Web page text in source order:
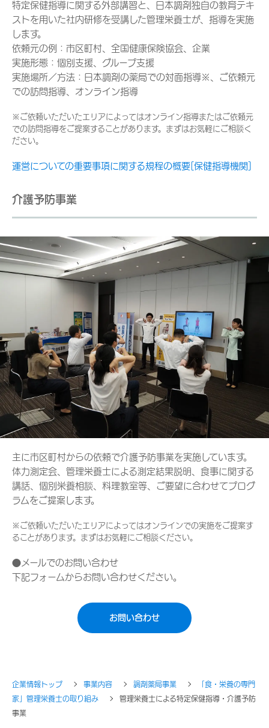
特定保健指導に関する外部講習と、日本調剤独自の教育テキ
ストを用いた社内研修を受講した管理栄養士が、指導を実施
します。
依頼元の例：市区町村、全国健康保険協会、企業
実施形態：個別支援、グループ支援
実施場所／方法：日本調剤の薬局での対面指導※、ご依頼元
での訪問指導、オンライン指導
※ご依頼いただいたエリアによってはオンライン指導またはご依頼元
での訪問指導をご提案することがあります。まずはお気軽にご相談く
ださい。
運営についての重要事項に関する規程の概要[保健指導機関]
介護予防事業
主に市区町村からの依頼で介護予防事業を実施しています。
体力測定会、管理栄養士による測定結果説明、食事に関する
講話、個別栄養相談、料理教室等、ご要望に合わせてプログ
ラムをご提案します。
※ご依頼いただいたエリアによってはオンラインでの実施をご提案す
ることがあります。まずはお気軽にご相談ください。
●メールでのお問い合わせ
下記フォームからお問い合わせください。
お問い合わせ
企業情報トップ 事業内容 調剤薬局事業
「食・栄養の専門
家」管理栄養士の取り組み
管理栄養士による特定保健指導・介護予防
事業